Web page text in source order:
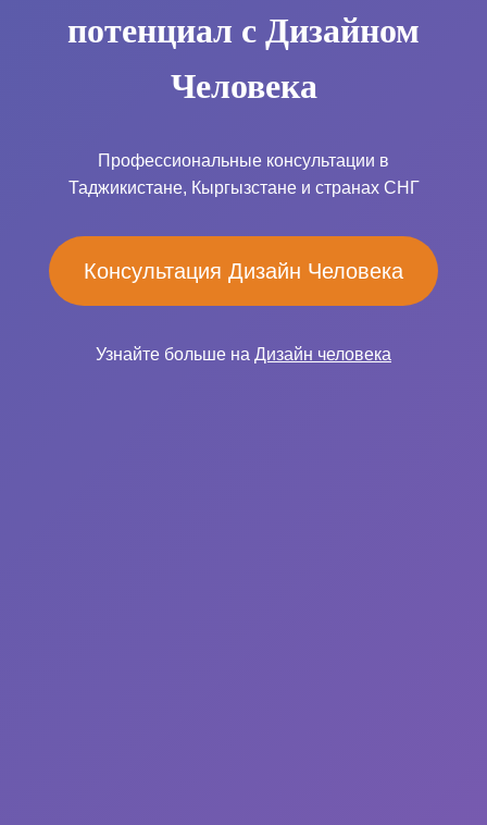
потенциал с Дизайном
Человека
Профессиональные консультации в
Таджикистане, Кыргызстане и странах СНГ
Консультация Дизайн Человека
Узнайте больше на Дизайн человека